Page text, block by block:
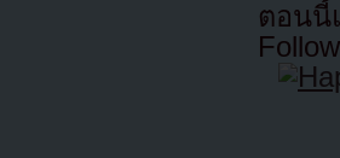
ตอนนี้